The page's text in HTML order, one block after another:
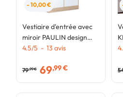
- 10,00 €
Vestiaire d'entrée avec
miroir PAULIN design
hêtre portes blanches
4.5/5 - 13 avis
79,99 € 69,99 €